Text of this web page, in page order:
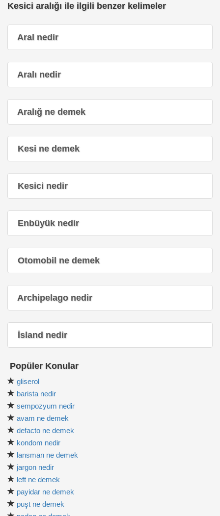
Kesici aralığı ile ilgili benzer kelimeler
Aral nedir
Aralı nedir
Aralığ ne demek
Kesi ne demek
Kesici nedir
Enbüyük nedir
Otomobil ne demek
Archipelago nedir
İsland nedir
Popüler Konular
gliserol
barista nedir
sempozyum nedir
avam ne demek
defacto ne demek
kondom nedir
lansman ne demek
jargon nedir
left ne demek
payidar ne demek
puşt ne demek